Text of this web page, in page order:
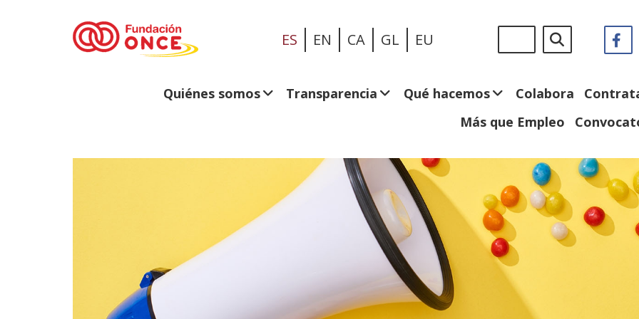
ES EN CA GL EU
en:
Quiénes somos Transparencia Qué hacemos Colabora
Más que Empleo